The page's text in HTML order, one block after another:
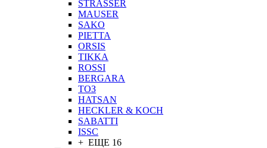
STRASSER
MAUSER
SAKO
PIETTA
ORSIS
TIKKA
ROSSI
BERGARA
ТОЗ
HATSAN
HECKLER & KOCH
SABATTI
ISSC
+ ЕЩЕ 16